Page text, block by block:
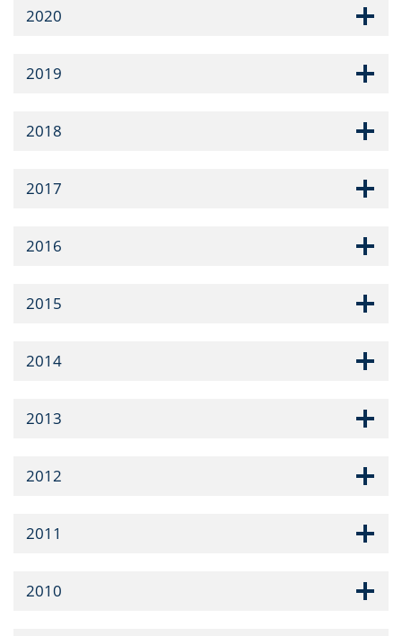
2020
2019
2018
2017
2016
2015
2014
2013
2012
2011
2010